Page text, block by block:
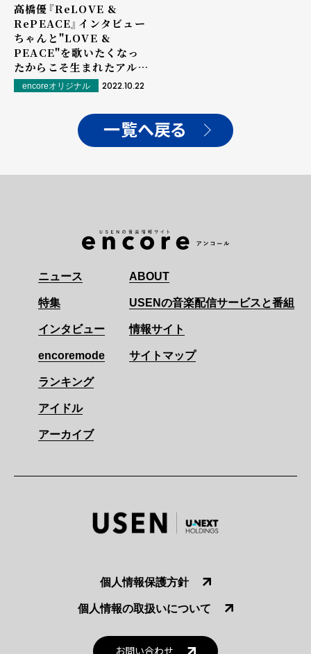
高橋優『ReLOVE &
RePEACE』インタビュー――
ちゃんと"LOVE &
PEACE"を歌いたくなっ
たからこそ生まれたアルバ
ムencoreオリジナル 2022.10.22
一覧へ戻る
ニュース
特集
インタビュー
encoremode
ランキング
アイドル
アーカイブ
ABOUT
USENの音楽配信サービスと番組
情報サイト
サイトマップ
個人情報保護方針
個人情報の取扱いについて
お問い合わせ